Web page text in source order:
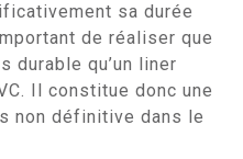
sa durée
de réaliser que
durable qu’un liner
Il constitue donc une
non définitive dans le